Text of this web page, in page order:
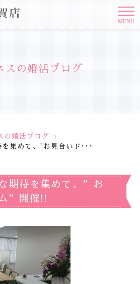
MENU
スの婚活ブログ
の婚活ブログ
>
集めて、"お見合いド･･･
期待を集めて、”お
”開催!!